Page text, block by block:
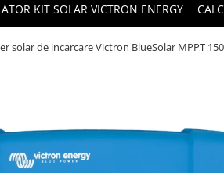
KIT SOLAR VICTRON ENERGY
solar de incarcare Victron BlueSolar MPPT